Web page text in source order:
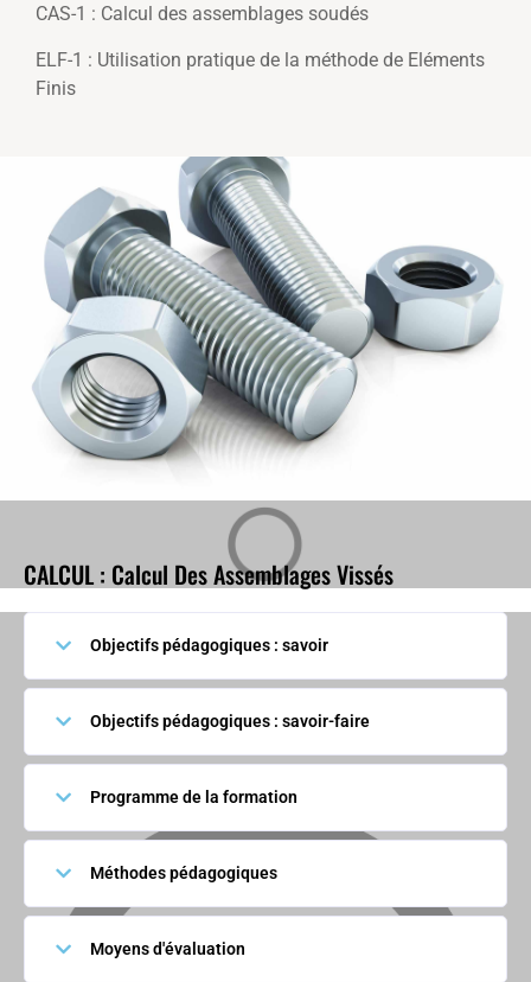
CAS-1 : Calcul des assemblages soudés
ELF-1 : Utilisation pratique de la méthode de Eléments
Finis
CALCUL : Calcul Des Assemblages Vissés
Objectifs pédagogiques : savoir
Objectifs pédagogiques : savoir-faire
Programme de la formation
Méthodes pédagogiques
Moyens d'évaluation